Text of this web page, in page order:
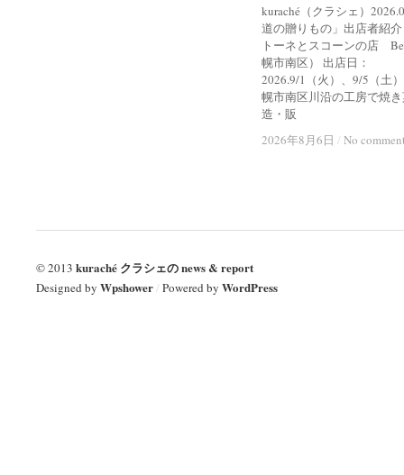
kuraché（クラシェ）
道の贈りもの」出店者紹
トーネとスコーンの店
幌市南区） 出店日：
2026.9/1（火）、9/5（土
幌市南区川沿の工房で焼
造・販
2026年8月6日 / No
2026年8月6日 / No
© 2013 kuraché クラシェの news & report
Designed by Wpshower/ Powered by WordPress